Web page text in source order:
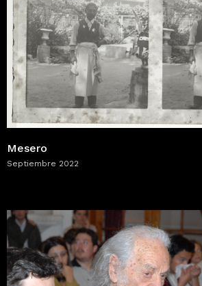
Mesero
Septiembre 2022